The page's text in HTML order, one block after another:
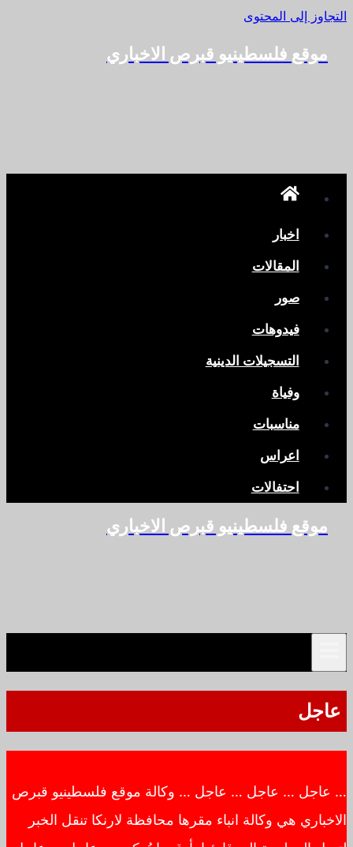
التجاوز إلى المحتوى
موقع فلسطينيو قبرص الاخباري
اخبار
المقالات
صور
فيدوهات
التسجيلات الدينية
وفياة
مناسبات
اعراس
احتفالات
موقع فلسطينيو قبرص الاخباري
عاجل
… عاجل … عاجل … عاجل … وكالة موقع فلسطينيو قبرص
الاخباري هي وكالة انباء مقرها محافظة لارنكا تنقل الخبر